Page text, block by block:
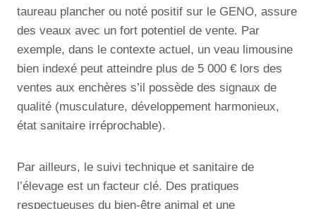
taureau plancher ou noté positif sur le GENO, assure
des veaux avec un fort potentiel de vente. Par
exemple, dans le contexte actuel, un veau limousine
bien indexé peut atteindre plus de 5 000 € lors des
ventes aux enchères s’il possède des signaux de
qualité (musculature, développement harmonieux,
état sanitaire irréprochable).
Par ailleurs, le suivi technique et sanitaire de
l’élevage est un facteur clé. Des pratiques
respectueuses du bien-être animal et une